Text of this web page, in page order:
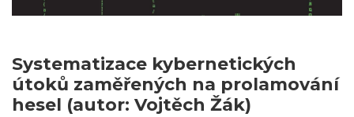
Systematizace kybernetických
útoků zaměřených na prolamování
hesel (autor: Vojtěch Žák)